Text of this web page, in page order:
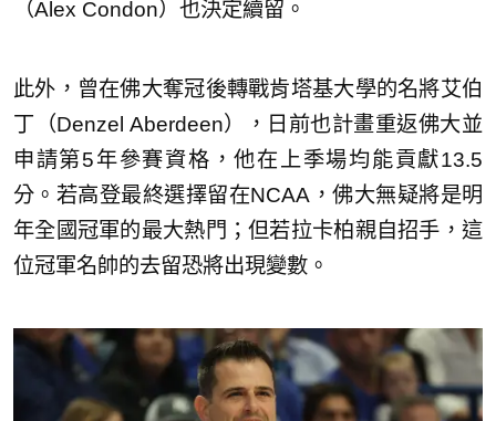
（Alex Condon）也決定續留。
此外，曾在佛大奪冠後轉戰肯塔基大學的名將艾伯
丁（Denzel Aberdeen），日前也計畫重返佛大並
申請第5年參賽資格，他在上季場均能貢獻13.5
分。若高登最終選擇留在NCAA，佛大無疑將是明
年全國冠軍的最大熱門；但若拉卡柏親自招手，這
位冠軍名帥的去留恐將出現變數。